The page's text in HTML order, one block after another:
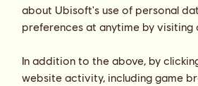
about Ubisoft's use of personal
preferences at anytime by
In addition to the above, by
website activity, including game